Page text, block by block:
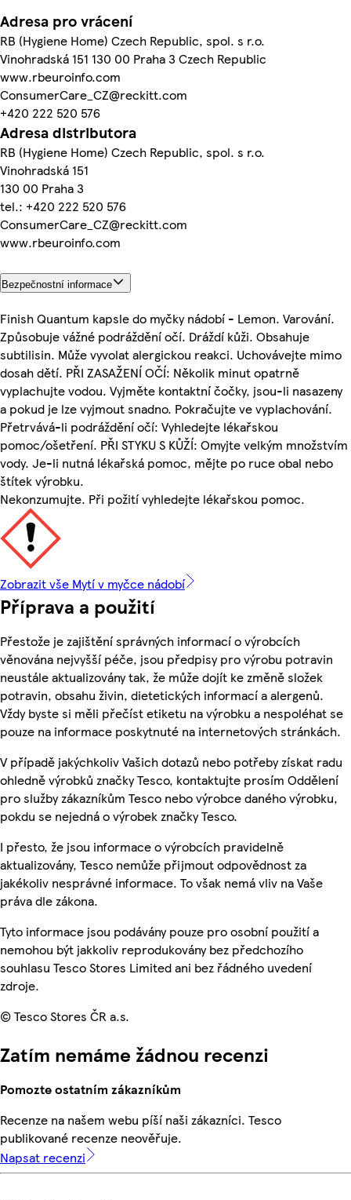
Adresa pro vrácení
RB (Hygiene Home) Czech Republic, spol. s r.o.
Vinohradská 151 130 00 Praha 3 Czech Republic
www.rbeuroinfo.com
ConsumerCare_CZ@reckitt.com
+420 222 520 576
Adresa distributora
RB (Hygiene Home) Czech Republic, spol. s r.o.
Vinohradská 151
130 00 Praha 3
tel.: +420 222 520 576
ConsumerCare_CZ@reckitt.com
www.rbeuroinfo.com
Bezpečnostní informace
Finish Quantum kapsle do myčky nádobí - Lemon. Varování.
Způsobuje vážné podráždění očí. Dráždí kůži. Obsahuje
subtilisin. Může vyvolat alergickou reakci. Uchovávejte mimo
dosah dětí. PŘI ZASAŽENÍ OČÍ: Několik minut opatrně
vyplachujte vodou. Vyjměte kontaktní čočky, jsou-li nasazeny
a pokud je lze vyjmout snadno. Pokračujte ve vyplachování.
Přetrvává-li podráždění očí: Vyhledejte lékařskou
pomoc/ošetření. PŘI STYKU S KŮŽÍ: Omyjte velkým množstvím
vody. Je-li nutná lékařská pomoc, mějte po ruce obal nebo
štítek výrobku.
Nekonzumujte. Při požití vyhledejte lékařskou pomoc.
Zobrazit vše Mytí v myčce nádobí
Příprava a použití
Přestože je zajištění správných informací o výrobcích
věnována nejvyšší péče, jsou předpisy pro výrobu potravin
neustále aktualizovány tak, že může dojít ke změně složek
potravin, obsahu živin, dietetických informací a alergenů.
Vždy byste si měli přečíst etiketu na výrobku a nespoléhat se
pouze na informace poskytnuté na internetových stránkách.
V případě jakýchkoliv Vašich dotazů nebo potřeby získat radu
ohledně výrobků značky Tesco, kontaktujte prosím Oddělení
pro služby zákazníkům Tesco nebo výrobce daného výrobku,
pokdu se nejedná o výrobek značky Tesco.
I přesto, že jsou informace o výrobcích pravidelně
aktualizovány, Tesco nemůže přijmout odpovědnost za
jakékoliv nesprávné informace. To však nemá vliv na Vaše
práva dle zákona.
Tyto informace jsou podávány pouze pro osobní použití a
nemohou být jakkoliv reprodukovány bez předchozího
souhlasu Tesco Stores Limited ani bez řádného uvedení
zdroje.
© Tesco Stores ČR a.s.
Zatím nemáme žádnou recenzi
Pomozte ostatním zákazníkům
Recenze na našem webu píší naši zákazníci. Tesco
publikované recenze neověřuje.
Napsat recenzi